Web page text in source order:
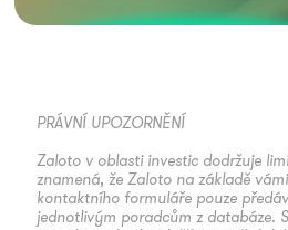
PRÁVNÍ UPOZORNĚNÍ
Zaloto v oblasti investic dodržuje
znamená, že Zaloto na základě
kontaktního formuláře pouze
jednotlivým poradcům z databáze.